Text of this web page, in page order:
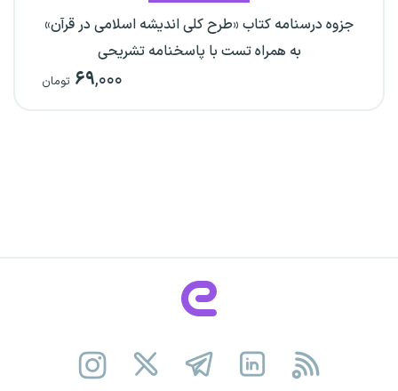
جزوه درسنامه کتاب «طرح کلی اندیشه اسلامی در قرآن»
به همراه تست با پاسخنامه تشریحی
۶۹,۰۰۰ تومان